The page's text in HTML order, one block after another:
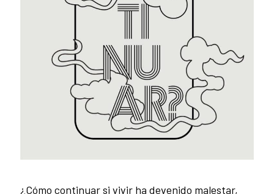
¿Cómo continuar si vivir ha devenido malestar,